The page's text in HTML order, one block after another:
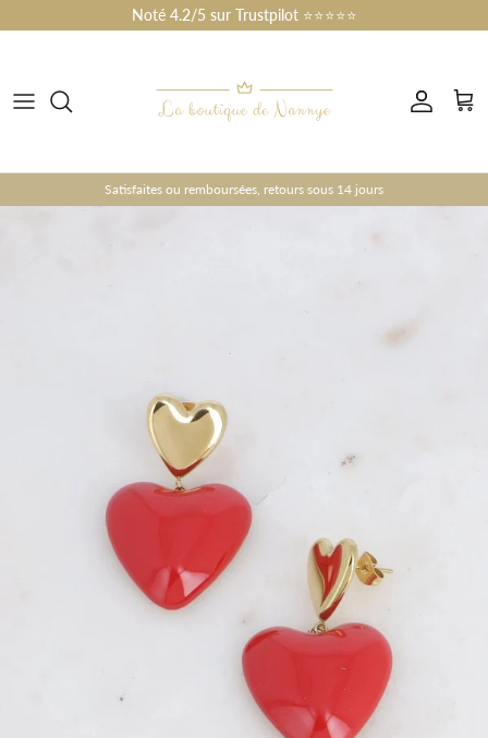
Noté 4.2/5 sur Trustpilot ⭐⭐⭐⭐⭐
Account
Cart
Satisfaites ou remboursées, retours sous 14 jours